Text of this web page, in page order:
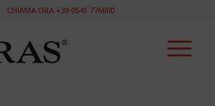
CHIAMA ORA +39 0541 776600